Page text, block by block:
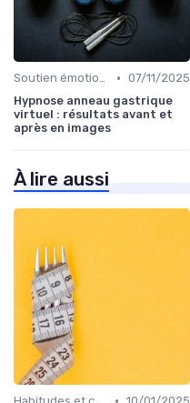
Soutien émotionnel • 07/11/2025
Hypnose anneau gastrique
virtuel : résultats avant et
après en images
À lire aussi